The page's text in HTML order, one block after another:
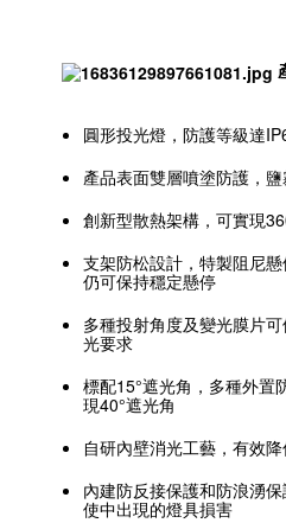
圓形投光燈，防護等級達
產品表面雙層噴塗防護，
創新型散熱架構，可實現
支架防松設計，特製阻尼
仍可保持穩定懸停
多種投射角度及變光膜片
光要求
標配15°遮光角，多種外置
現40°遮光角
自研內壁消光工藝，有效
內建防反接保護和防浪湧
使中出現的燈具損害